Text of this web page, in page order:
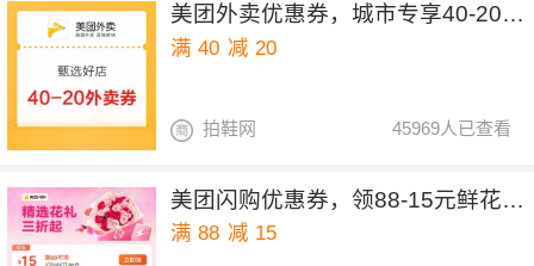
美团外卖优惠券，城市专享40-20&30-15元红包
满 40 减 20
45969人已查看
拍鞋网
美团闪购优惠券，领88-15元鲜花优惠券
满 88 减 15